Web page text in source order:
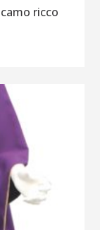
ricco